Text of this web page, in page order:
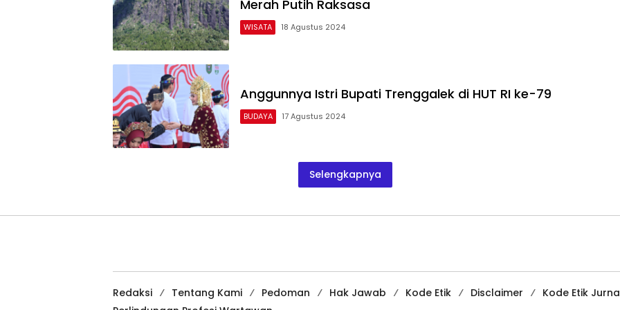
Merah Putih Raksasa
WISATA 18 Agustus 2024
Anggunnya Istri Bupati Trenggalek di HUT RI ke-79
BUDAYA 17 Agustus 2024
Selengkapnya
Redaksi Tentang Kami Pedoman Hak Jawab Kode Etik Disclaimer
Kode Etik